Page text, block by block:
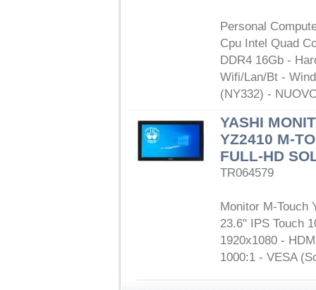
Personal
Cpu Intel Quad
DDR4 16Gb -
Wifi/Lan/Bt -
(NY332) -
YASHI
YZ2410 M-
FULL-HD
TR064579
Monitor M-Touch
23.6" IPS Touch
1920x1080 -
1000:1 - VESA